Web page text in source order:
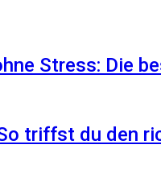
Stress: Die
triffst du den